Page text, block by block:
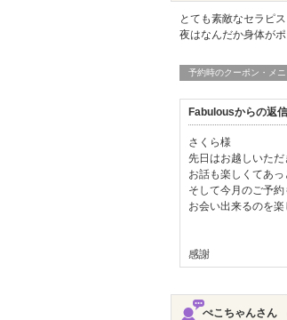
とても素敵なセラピ
夜はなんだか身体が
予約時のクーポン・メニ
Fabulousからの返
さくら様
先日はお越しいた
お話も楽しくてあっ
そして今月のご予約
お会い出来るのを楽
感謝
ぺこちゃんさん